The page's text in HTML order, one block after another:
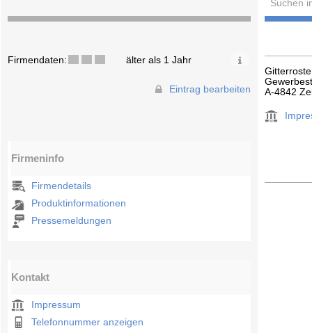
Suchen
Firmendaten: älter als 1 Jahr
Eintrag bearbeiten
Firmeninfo
Firmendetails
Produktinformationen
Pressemeldungen
Kontakt
Impressum
Telefonnummer anzeigen
A-4842